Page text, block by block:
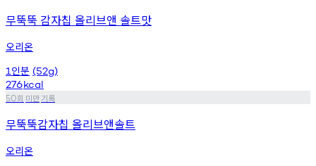
무뚝뚝 감자칩 올리브앤 솔트맛
오리온
1 인분 (52g)
276kcal
50회 미만기록
무뚝뚝감자칩 올리브앤솔트
오리온